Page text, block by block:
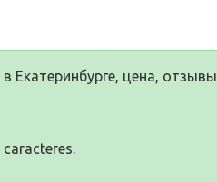
Екатеринбурге, цена, отзывы